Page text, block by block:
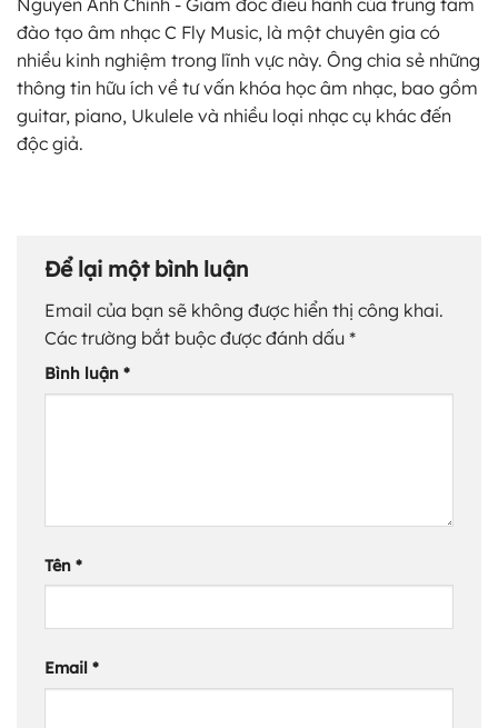
đào tạo âm nhạc C Fly Music, là một chuyên gia có
nhiều kinh nghiệm trong lĩnh vực này. Ông chia sẻ những
thông tin hữu ích về tư vấn khóa học âm nhạc, bao gồm
guitar, piano, Ukulele và nhiều loại nhạc cụ khác đến
độc giả.
Để lại một bình luận
Email của bạn sẽ không được hiển thị công khai.
Các trường bắt buộc được đánh dấu *
Bình luận *
Tên *
Email *